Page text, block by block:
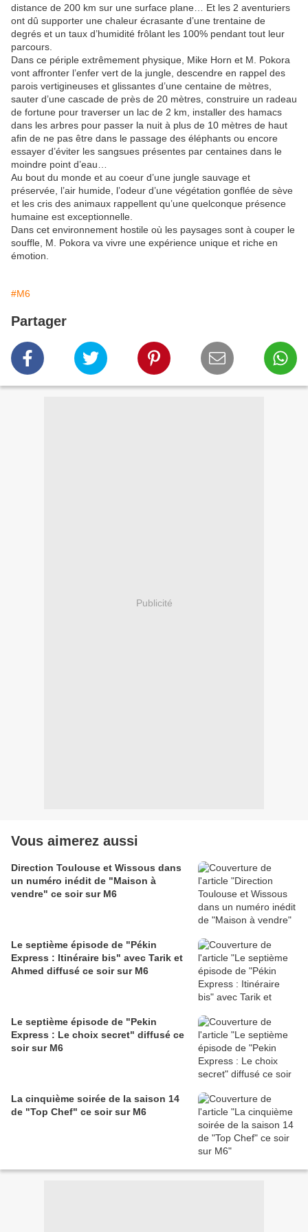
distance de 200 km sur une surface plane… Et les 2 aventuriers
ont dû supporter une chaleur écrasante d’une trentaine de
degrés et un taux d’humidité frôlant les 100% pendant tout leur
parcours.
Dans ce périple extrêmement physique, Mike Horn et M. Pokora
vont affronter l’enfer vert de la jungle, descendre en rappel des
parois vertigineuses et glissantes d’une centaine de mètres,
sauter d’une cascade de près de 20 mètres, construire un radeau
de fortune pour traverser un lac de 2 km, installer des hamacs
dans les arbres pour passer la nuit à plus de 10 mètres de haut
afin de ne pas être dans le passage des éléphants ou encore
essayer d’éviter les sangsues présentes par centaines dans le
moindre point d’eau…
Au bout du monde et au coeur d’une jungle sauvage et
préservée, l’air humide, l’odeur d’une végétation gonflée de sève
et les cris des animaux rappellent qu’une quelconque présence
humaine est exceptionnelle.
Dans cet environnement hostile où les paysages sont à couper le
souffle, M. Pokora va vivre une expérience unique et riche en
émotion.
#M6
Partager
Publicité
Vous aimerez aussi
Direction Toulouse et Wissous dans
un numéro inédit de "Maison à
vendre" ce soir sur M6
Le septième épisode de "Pékin
Express : Itinéraire bis" avec Tarik et
Ahmed diffusé ce soir sur M6
Le septième épisode de "Pekin
Express : Le choix secret" diffusé ce
soir sur M6
La cinquième soirée de la saison 14
de "Top Chef" ce soir sur M6